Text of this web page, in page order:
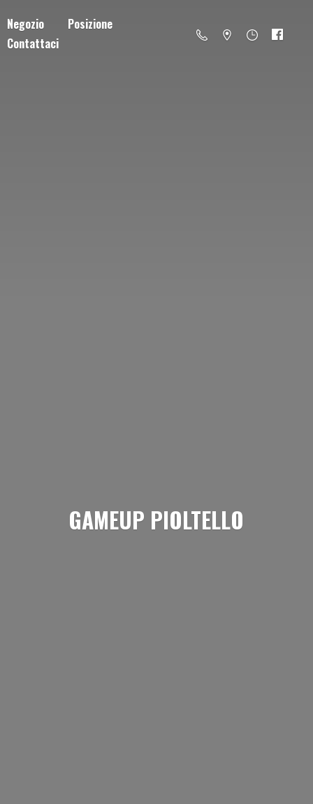
Negozio
Posizione
Contattaci
GAMEUP PIOLTELLO